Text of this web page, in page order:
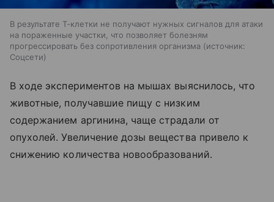
В результате Т-клетки не получают нужных сигналов для атаки
на пораженные участки, что позволяет болезням
прогрессировать без сопротивления организма
источник:
Соцсети
В ходе экспериментов на мышах выяснилось, что
животные, получавшие пищу с низким
содержанием аргинина, чаще страдали от
опухолей. Увеличение дозы вещества привело к
снижению количества новообразований.